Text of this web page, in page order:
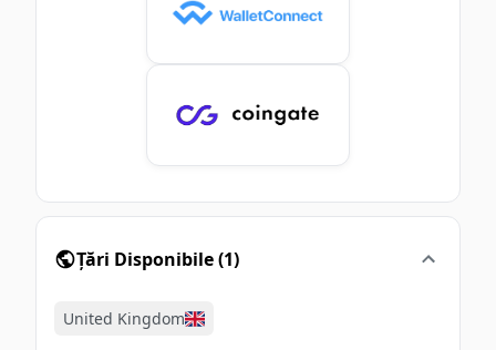
Țări Disponibile(1)
United Kingdom